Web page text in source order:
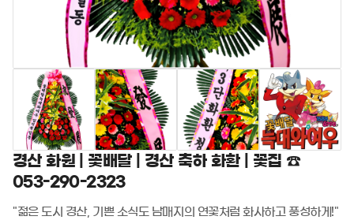
경산 화원 | 꽃배달 | 경산 축하 화환 | 꽃집 ☎️
053-290-2323
"젊은 도시 경산, 기쁜 소식도 남매지의 연꽃처럼 화사하고 풍성하게!"